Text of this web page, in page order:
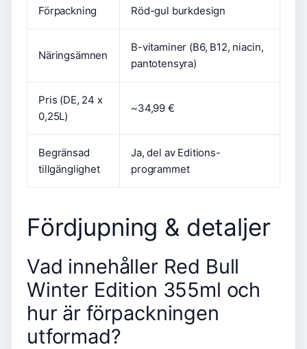
Förpackning Röd-gul burkdesign
Näringsämnen
B-vitaminer (B6, B12, niacin,
pantotensyra)
Pris (DE, 24 x
0,25L)
~34,99 €
Begränsad
tillgänglighet
Ja, del av Editions-
programmet
Fördjupning & detaljer
Vad innehåller Red Bull
Winter Edition 355ml och
hur är förpackningen
utformad?